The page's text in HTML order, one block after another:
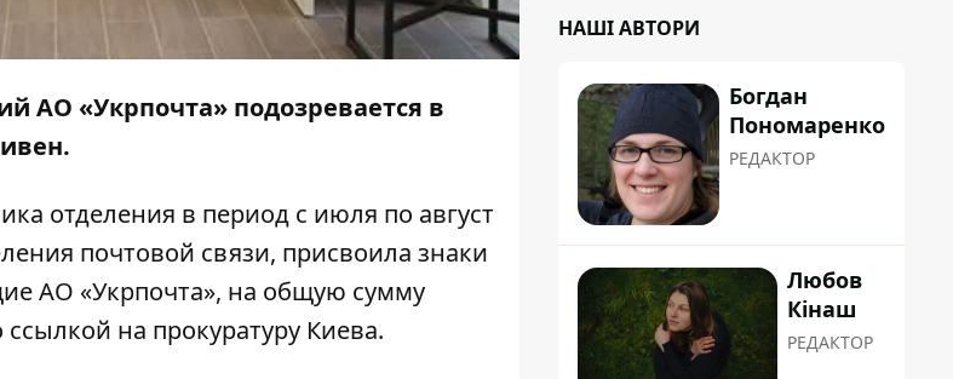
АО «Укрпочта» подозревается в
отделения в период с июля по август
почтовой связи, присвоила знаки
АО «Укрпочта», на общую сумму
ссылкой на прокуратуру Киева.
НАШІ АВТОРИ
Богдан
Пономаренко
РЕДАКТОР
Любов
Кінаш
РЕДАКТОР